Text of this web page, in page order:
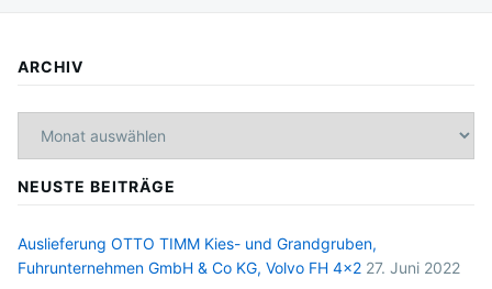
ARCHIV
NEUSTE BEITRÄGE
Auslieferung OTTO TIMM Kies- und Grandgruben,
Fuhrunternehmen GmbH & Co KG, Volvo FH 4×2 27. Juni 2022